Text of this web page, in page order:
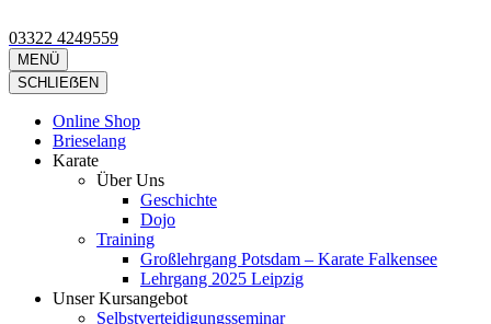
Inhalt
springen
(Eingabetaste
drücken)
Kimura Shukokai Karate in Falkensee
Wir bieten profesionelle Karatekurse für groß und klein an.
03322 4249559
MENÜ
SCHLIEẞEN
Online Shop
Brieselang
Karate
Über Uns
Geschichte
Dojo
Training
Großlehrgang Potsdam – Karate Falkensee
Lehrgang 2025 Leipzig
Unser Kursangebot
Selbstverteidigungsseminar